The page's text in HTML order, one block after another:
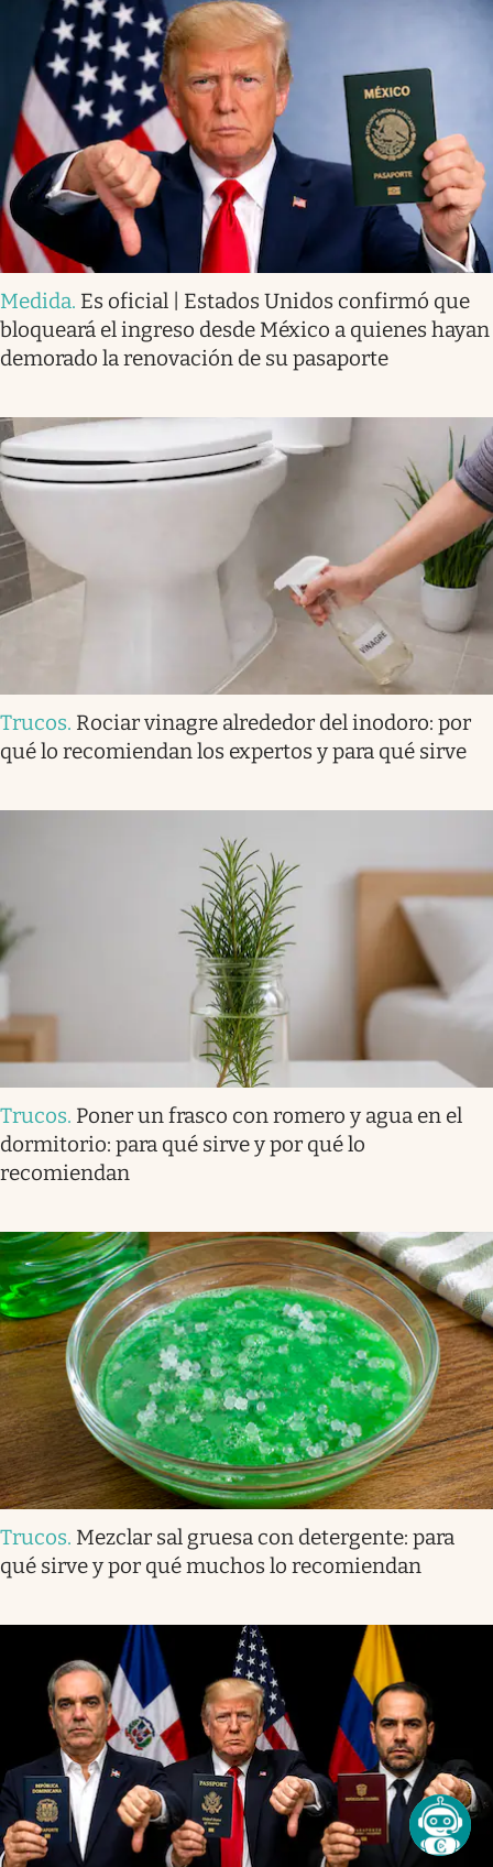
Medida. Es oficial | Estados Unidos confirmó que
bloqueará el ingreso desde México a quienes hayan
demorado la renovación de su pasaporte
Trucos. Rociar vinagre alrededor del inodoro: por
qué lo recomiendan los expertos y para qué sirve
Trucos. Poner un frasco con romero y agua en el
dormitorio: para qué sirve y por qué lo
recomiendan
Trucos. Mezclar sal gruesa con detergente: para
qué sirve y por qué muchos lo recomiendan